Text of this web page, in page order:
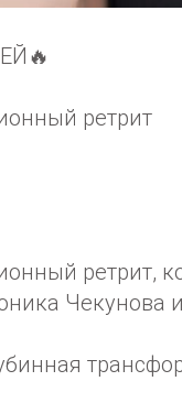
ретрит
ретрит,